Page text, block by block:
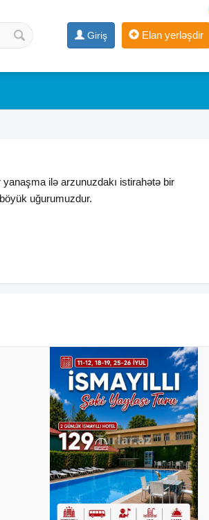
Giriş Elan yerləşdir
ilə arzunuzdakı istirahətə bir
uğurumuzdur.